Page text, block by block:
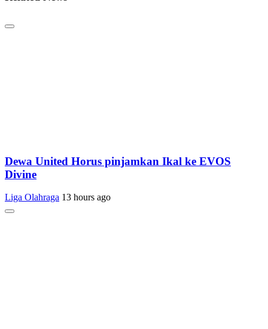
Dewa United Horus pinjamkan Ikal ke EVOS
Divine
Liga Olahraga 13 hours ago